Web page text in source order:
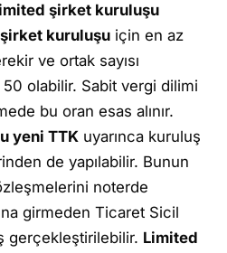
şirket kuruluşu
kuruluşu için en az
ve ortak sayısı
olabilir. Sabit vergi dilimi
bu oran esas alınır.
yeni TTK uyarınca kuruluş
de yapılabilir. Bunun
noterde
girmeden Ticaret Sicil
gerçekleştirilebilir. Limited